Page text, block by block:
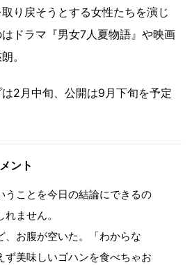
り戻そうとする女性たちを演じ
ドラマ『男女7人夏物語』や映画
。
2月中旬、公開は9月下旬を予定
ント
うことを今日の結論にできるの
ません。
、お腹が空いた。「わからな
ず美味しいゴハンを食べちゃお